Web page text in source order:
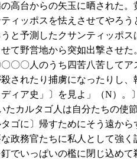
高台からの矢玉に晒された
ィッポスを怯えさせてやろ
と予測したクサンティッポ
て野営地から突如出撃させ
〇〇人のうち四苦八苦して
されたり捕虜になったりし
ィア史」〕を見よ」（N）。
カルタゴ人は自分たちの使
ゴに〕帰すためにそう遠か
政務官たちに私人として強
でいっぱいの檻に閉じ込め